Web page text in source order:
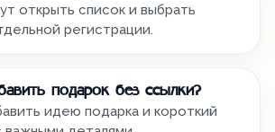
открыть список и выбрать
регистрации.
подарок без ссылки?
идею подарка и короткий